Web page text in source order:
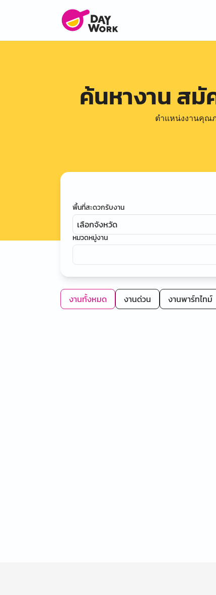
ค้นหางาน สมั
ตำแหน่งงานคุณ
พื้นที่สะดวกรับงาน
เลือกจังหวัด
หมวดหมู่งาน
งานทั้งหมด งานด่วน งานพาร์ทไทม์